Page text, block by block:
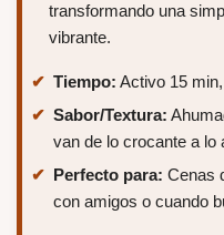
transformando una
vibrante.
Tiempo: Activo 15
Sabor/Textura:
van de lo crocante a lo
Perfecto para: Cenas
con amigos o cuando